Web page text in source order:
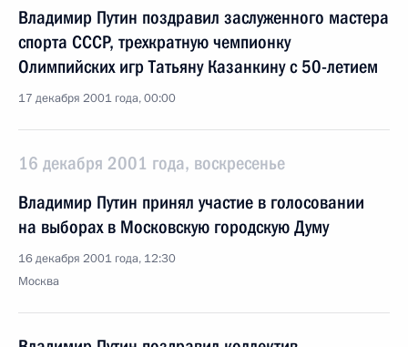
Владимир Путин поздравил заслуженного мастера
спорта СССР, трехкратную чемпионку
Олимпийских игр Татьяну Казанкину с 50-летием
17 декабря 2001 года, 00:00
16 декабря 2001 года, воскресенье
Владимир Путин принял участие в голосовании
на выборах в Московскую городскую Думу
16 декабря 2001 года, 12:30
Москва